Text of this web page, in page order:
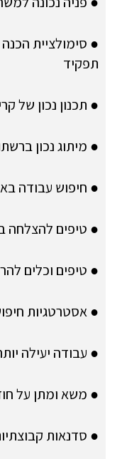
● סימולציית
תפקיד
● תכנון נכון של
● מיתוג נכון
● חיפוש עבודה
● טיפים להצלחה
● טיפים וכלים
● אסטרטגיות
● עבודה יעילה
● משא ומתן על
● סדנאות